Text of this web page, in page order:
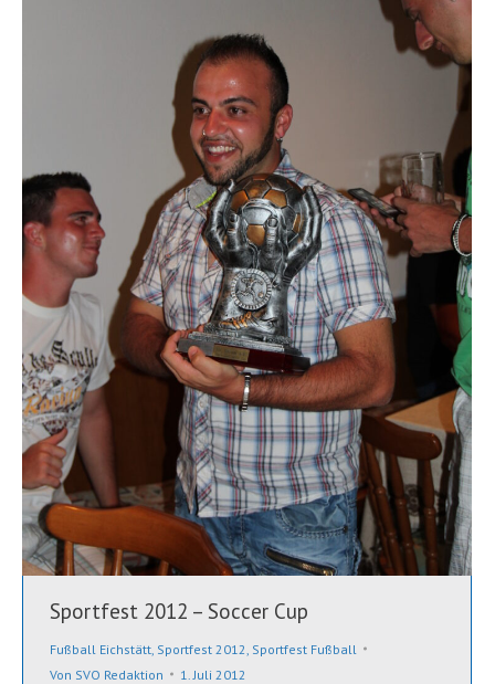
Sportfest 2012 – Soccer Cup
Fußball Eichstätt Sportfest 2012 Sportfest Fußball
Von SVO Redaktion 1. Juli 2012